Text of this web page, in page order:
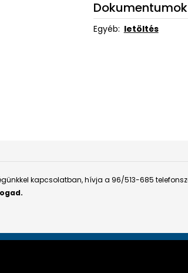
Dokumentumok
Egyéb: letöltés
kapcsolatban, hívja a 96/513-685